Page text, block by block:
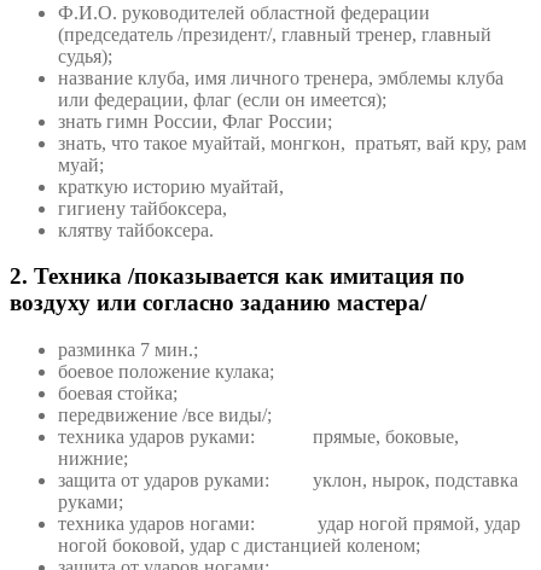
Ф.И.О. руководителей областной федерации
(председатель /президент/, главный тренер, главный
судья);
название клуба, имя личного тренера, эмблемы клуба
или федерации, флаг (если он имеется);
знать гимн России, Флаг России;
знать, что такое муайтай, монгкон, пратьят, вай кру, рам
муай;
краткую историю муайтай,
гигиену тайбоксера,
клятву тайбоксера.
2. Техника /показывается как имитация по
воздуху или согласно заданию мастера/
разминка 7 мин.;
боевое положение кулака;
боевая стойка;
передвижение /все виды/;
техника ударов руками: прямые, боковые,
нижние;
защита от ударов руками: уклон, нырок, подставка
руками;
техника ударов ногами: удар ногой прямой, удар
ногой боковой, удар с дистанцией коленом;